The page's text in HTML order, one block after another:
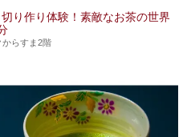
り作り体験！素敵なお茶の世界
からすま2階